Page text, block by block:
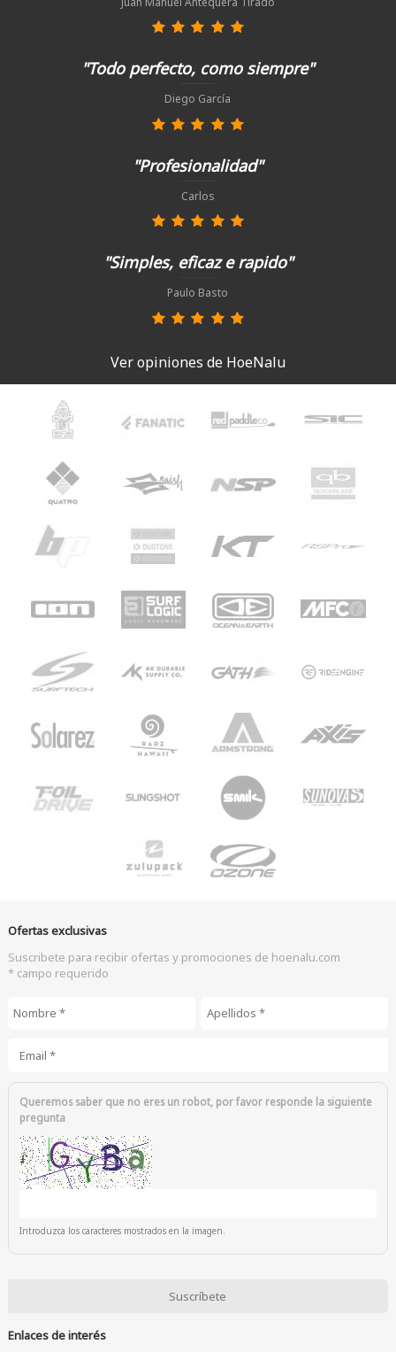
"Todo perfecto, como siempre"
Diego García
"Profesionalidad"
Carlos
"Simples, eficaz e rapido"
Paulo Basto
Ver opiniones de HoeNalu
Ofertas exclusivas
Suscribete para recibir ofertas y promociones de hoenalu.com
* campo requerido
Queremos saber que no eres un robot, por favor responde la siguiente
pregunta
Introduzca los caracteres mostrados en la imagen.
Enlaces de interés